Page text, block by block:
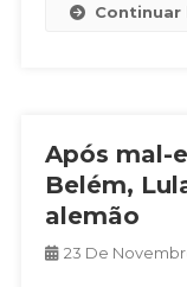
Continuar
Após mal-
Belém,
alemão
23 De